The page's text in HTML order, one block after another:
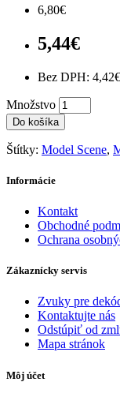
6,80€
5,44€
Bez DPH: 4,42€
Množstvo
Do košíka
Štítky: Model Scene,
Informácie
Kontakt
Obchodné
Ochrana
Zákaznícky servis
Zvuky pre
Kontaktujte nás
Odstúpiť od
Mapa stránok
Môj účet